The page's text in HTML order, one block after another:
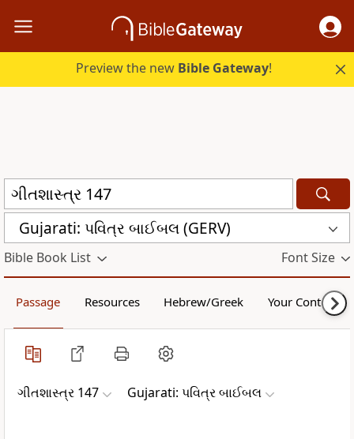
Preview the new Bible Gateway!
Gujarati: પવિત્ર બાઈબલ (GERV)
Bible Book List Font Size
Passage Resources Hebrew/Greek Your Content
ગીતશાસ્ત્ર 147 Gujarati: પવિત્ર બાઈબલ